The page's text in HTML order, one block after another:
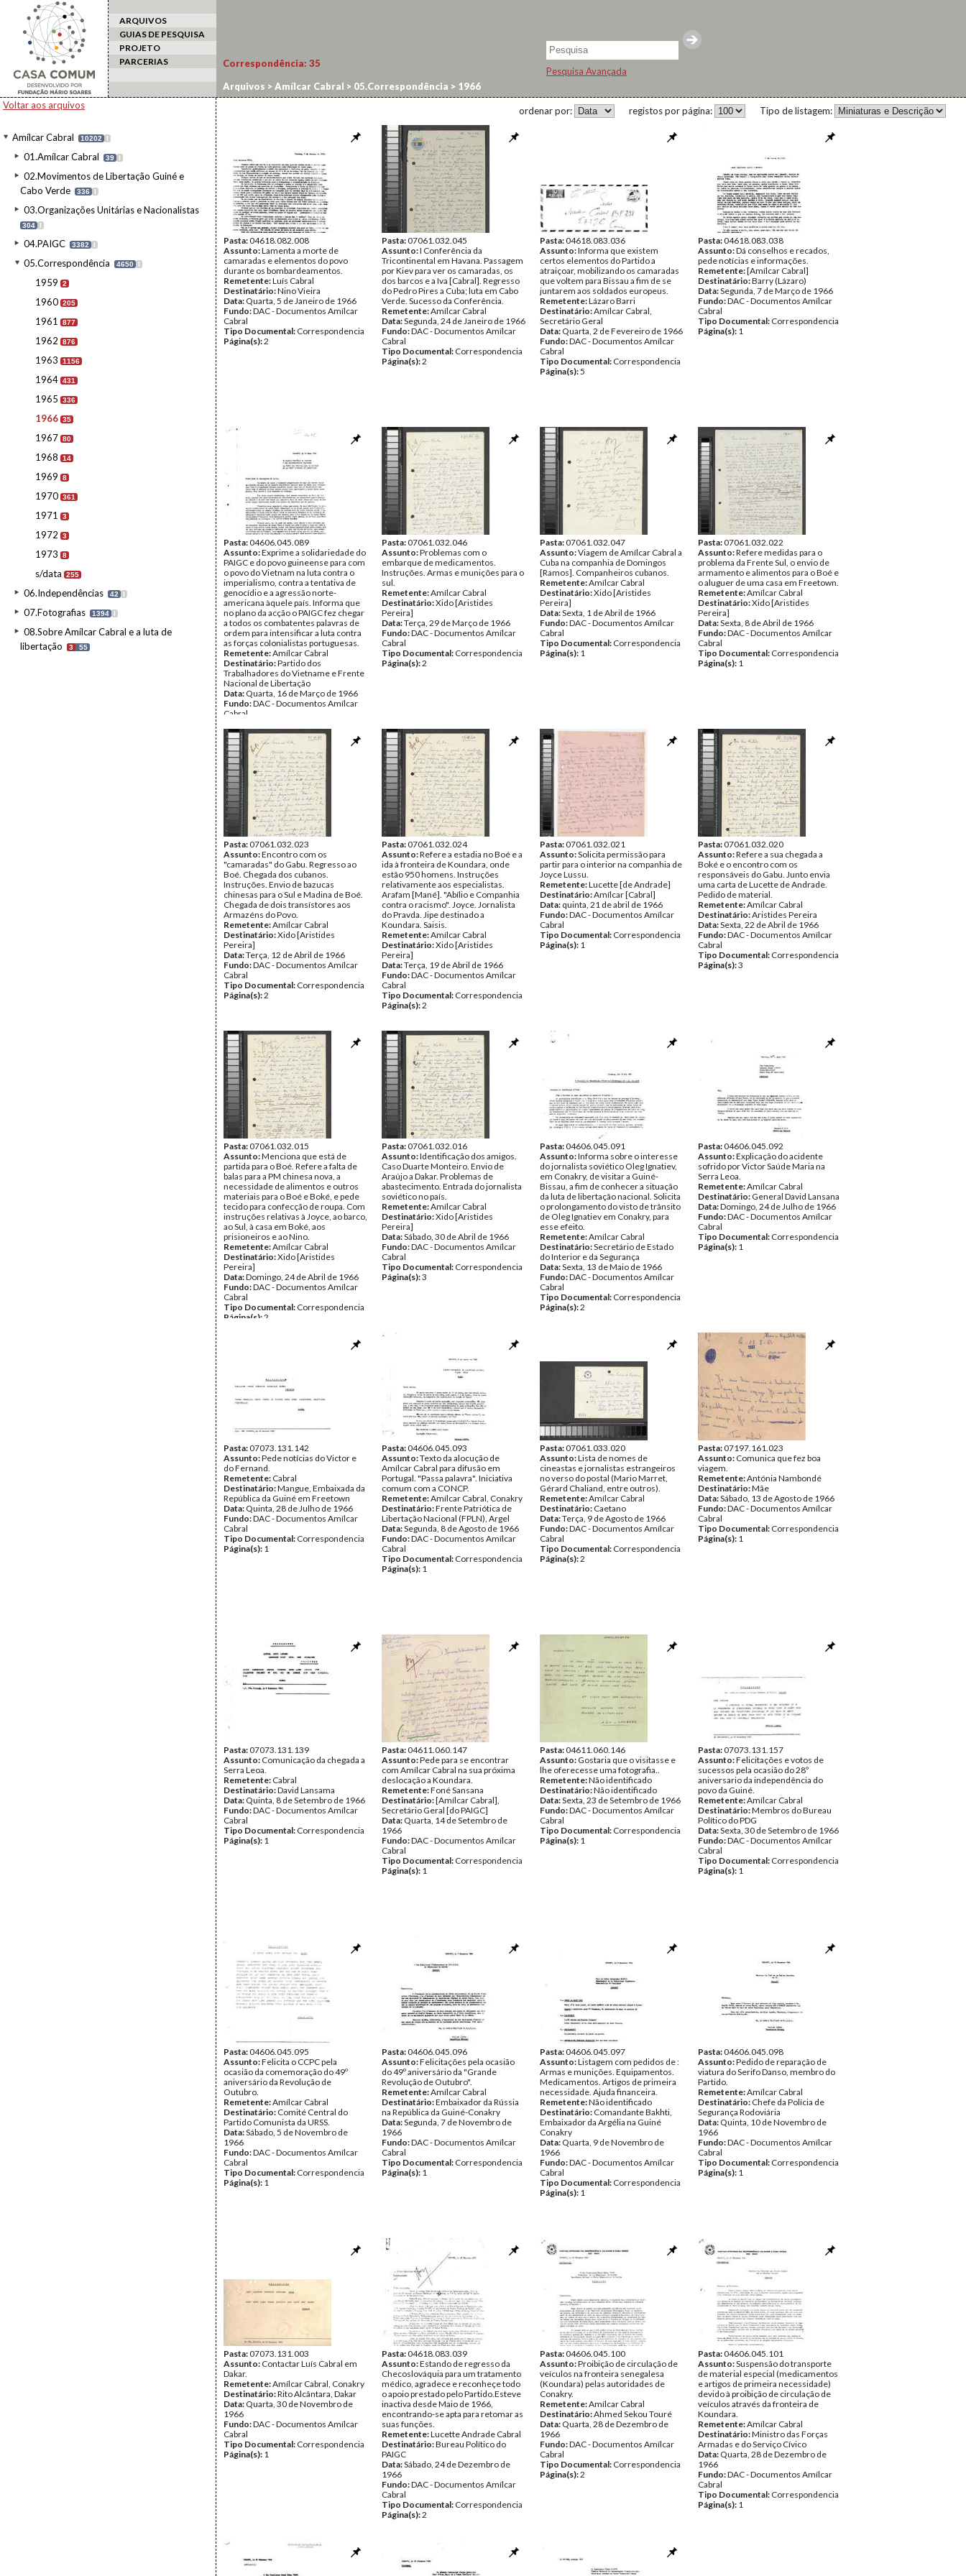
ARQUIVOS
GUIAS DE PESQUISA
PROJETO
PARCERIAS
Pesquisa Avançada
Voltar aos arquivos
Amílcar Cabral 10202 I
01.Amílcar Cabral 39 I
02.Movimentos de Libertação Guiné e
Cabo Verde
336 I
03.Organizações Unitárias e Nacionalistas
304 I
04.PAIGC 3382 I
05.Correspondência 4650 I
1959 2
1960 205
1961 877
1962 876
1963 1156
1964 431
1965 336
1966 35
1967 80
1968 14
1969 8
1970 361
1971 3
1972 3
1973 8
s/data 255
06.Independências 42 I
07.Fotografias 1394 I
08.Sobre Amílcar Cabral e a luta de
libertação
3 55
Correspondência: 35
Arquivos >Amílcar Cabral > 05.Correspondência > 1966
Tipo de listagem:
registos por página:
ordenar por:
Pasta:04618.082.008
Assunto:Lamenta a morte de
camaradas e elementos do povo
durante os bombardeamentos.
Remetente:Luís Cabral
Destinatário:Nino Vieira
Data: Quarta, 5 de Janeiro de 1966
Fundo:DAC - Documentos Amílcar
Cabral
Tipo Documental: Correspondencia
Página(s):2
Pasta:07061.032.045
Assunto:I Conferência da
Tricontinental em Havana. Passagem
por Kiev para ver os camaradas, os
dos barcos e a Iva [Cabral]. Regresso
do Pedro Pires a Cuba; luta em Cabo
Verde. Sucesso da Conferência.
Remetente:Amílcar Cabral
Data:Segunda, 24 de Janeiro de 1966
Fundo:DAC - Documentos Amílcar
Cabral
Tipo Documental: Correspondencia
Página(s):2
Pasta:04618.083.036
Assunto:Informa que existem
certos elementos do Partido a
atraiçoar, mobilizando os camaradas
que voltem para Bissau a fim de se
juntarem aos soldados europeus.
Remetente:Lázaro Barri
Destinatário:Amílcar Cabral,
Secretário Geral
Data: Quarta, 2 de Fevereiro de 1966
Fundo:DAC - Documentos Amílcar
Cabral
Tipo Documental: Correspondencia
Página(s):5
Pasta:04618.083.038
Assunto:Dá conselhos e recados,
pede notícias e informações.
Remetente:[Amílcar Cabral]
Destinatário:Barry (Lázaro)
Data:Segunda, 7 de Março de 1966
Fundo:DAC - Documentos Amílcar
Cabral
Tipo Documental: Correspondencia
Página(s): 1
Pasta:04606.045.089
Assunto:Exprime a solidariedade do
PAIGC e do povo guineense para com
o povo do Vietnam na luta contra o
imperialismo, contra a tentativa de
genocídio e a agressão norte-
americana àquele país. Informa que
no plano da acção o PAIGC fez chegar
a todos os combatentes palavras de
ordem para intensificar a luta contra
as forças colonialistas portuguesas.
Remetente:Amílcar Cabral
Destinatário:Partido dos
Trabalhadores do Vietname e Frente
Nacional de Libertação
Data: Quarta, 16 de Março de 1966
Fundo:DAC - Documentos Amílcar
Cabral
Página(s):2
Pasta:07061.032.046
Assunto:Problemas com o
embarque de medicamentos.
Instruções. Armas e munições para o
sul.
Remetente:Amílcar Cabral
Destinatário:Xido [Aristides
Pereira]
Data:Terça, 29 de Março de 1966
Fundo:DAC - Documentos Amílcar
Cabral
Tipo Documental: Correspondencia
Página(s):2
Pasta:07061.032.047
Assunto:Viagem de Amílcar Cabral a
Cuba na companhia de Domingos
[Ramos]. Companheiros cubanos.
Remetente:Amílcar Cabral
Destinatário:Xido [Aristides
Pereira]
Data:Sexta, 1 de Abril de 1966
Fundo:DAC - Documentos Amílcar
Cabral
Tipo Documental: Correspondencia
Página(s): 1
Pasta:07061.032.022
Assunto:Refere medidas para o
problema da Frente Sul, o envio de
armamento e alimentos para o Boé e
o aluguer de uma casa em Freetown.
Remetente:Amílcar Cabral
Destinatário:Xido [Aristides
Pereira]
Data:Sexta, 8 de Abril de 1966
Fundo:DAC - Documentos Amílcar
Cabral
Tipo Documental: Correspondencia
Página(s): 1
Pasta:07061.032.023
Assunto:Encontro com os
"camaradas" do Gabu. Regresso ao
Boé. Chegada dos cubanos.
Instruções. Envio de bazucas
chinesas para o Sul e Madina de Boé.
Chegada de dois transístores aos
Armazéns do Povo.
Remetente:Amílcar Cabral
Destinatário:Xido [Aristides
Pereira]
Data:Terça, 12 de Abril de 1966
Fundo:DAC - Documentos Amílcar
Cabral
Tipo Documental: Correspondencia
Página(s):2
Pasta:07061.032.024
Assunto:Refere a estadia no Boé e a
ida à fronteira de Koundara, onde
estão 950 homens. Instruções
relativamente aos especialistas.
Arafam [Mané]. "Abílio e Companhia
contra o racismo". Joyce. Jornalista
do Pravda. Jipe destinado a
Koundara. Saisis.
Remetente:Amílcar Cabral
Destinatário:Xido [Aristides
Pereira]
Data:Terça, 19 de Abril de 1966
Fundo:DAC - Documentos Amílcar
Cabral
Tipo Documental: Correspondencia
Página(s):2
Pasta:07061.032.021
Assunto:Solicita permissão para
partir para o interior na companhia de
Joyce Lussu.
Remetente:Lucette [de Andrade]
Destinatário:Amílcar [Cabral]
Data: quinta, 21 de abril de 1966
Fundo:DAC - Documentos Amílcar
Cabral
Tipo Documental: Correspondencia
Página(s): 1
Pasta:07061.032.020
Assunto:Refere a sua chegada a
Boké e o encontro com os
responsáveis do Gabu. Junto envia
uma carta de Lucette de Andrade.
Pedido de material.
Remetente:Amílcar Cabral
Destinatário:Aristides Pereira
Data:Sexta, 22 de Abril de 1966
Fundo:DAC - Documentos Amílcar
Cabral
Tipo Documental: Correspondencia
Página(s):3
Pasta:07061.032.015
Assunto:Menciona que está de
partida para o Boé. Refere a falta de
balas para a PM chinesa nova, a
necessidade de alimentos e outros
materiais para o Boé e Boké, e pede
tecido para confecção de roupa. Com
instruções relativas à Joyce, ao barco,
ao Sul, à casa em Boké, aos
prisioneiros e ao Nino.
Remetente:Amílcar Cabral
Destinatário:Xido [Aristides
Pereira]
Data:Domingo, 24 de Abril de 1966
Fundo:DAC - Documentos Amílcar
Cabral
Tipo Documental: Correspondencia
Página(s):2
Pasta:07061.032.016
Assunto:Identificação dos amigos.
Caso Duarte Monteiro. Envio de
Araújo a Dakar. Problemas de
abastecimento. Entrada do jornalista
soviético no país.
Remetente:Amílcar Cabral
Destinatário:Xido [Aristides
Pereira]
Data:Sábado, 30 de Abril de 1966
Fundo:DAC - Documentos Amílcar
Cabral
Tipo Documental: Correspondencia
Página(s):3
Pasta:04606.045.091
Assunto:Informa sobre o interesse
do jornalista soviético Oleg Ignatiev,
em Conakry, de visitar a Guiné-
Bissau, a fim de conhecer a situação
da luta de libertação nacional. Solicita
o prolongamento do visto de trânsito
de Oleg Ignatiev em Conakry, para
esse efeito.
Remetente:Amílcar Cabral
Destinatário:Secretário de Estado
do Interior e da Segurança
Data:Sexta, 13 de Maio de 1966
Fundo:DAC - Documentos Amílcar
Cabral
Tipo Documental: Correspondencia
Página(s):2
Pasta:04606.045.092
Assunto:Explicação do acidente
sofrido por Victor Saúde Maria na
Serra Leoa.
Remetente:Amílcar Cabral
Destinatário: General David Lansana
Data:Domingo, 24 de Julho de 1966
Fundo:DAC - Documentos Amílcar
Cabral
Tipo Documental: Correspondencia
Página(s): 1
Pasta:07073.131.142
Assunto:Pede notícias do Victor e
do Fernand.
Remetente: Cabral
Destinatário:Mangue, Embaixada da
República da Guiné em Freetown
Data: Quinta, 28 de Julho de 1966
Fundo:DAC - Documentos Amílcar
Cabral
Tipo Documental: Correspondencia
Página(s): 1
Pasta:04606.045.093
Assunto:Texto da alocução de
Amílcar Cabral para difusão em
Portugal. "Passa palavra". Iniciativa
comum com a CONCP.
Remetente:Amílcar Cabral, Conakry
Destinatário:Frente Patriótica de
Libertação Nacional (FPLN), Argel
Data:Segunda, 8 de Agosto de 1966
Fundo:DAC - Documentos Amílcar
Cabral
Tipo Documental: Correspondencia
Página(s): 1
Pasta:07061.033.020
Assunto:Lista de nomes de
cineastas e jornalistas estrangeiros
no verso do postal (Mario Marret,
Gérard Chaliand, entre outros).
Remetente:Amílcar Cabral
Destinatário: Caetano
Data:Terça, 9 de Agosto de 1966
Fundo:DAC - Documentos Amílcar
Cabral
Tipo Documental: Correspondencia
Página(s):2
Pasta:07197.161.023
Assunto: Comunica que fez boa
viagem.
Remetente:Antónia Nambondé
Destinatário:Mãe
Data:Sábado, 13 de Agosto de 1966
Fundo:DAC - Documentos Amílcar
Cabral
Tipo Documental: Correspondencia
Página(s): 1
Pasta:07073.131.139
Assunto: Comunicação da chegada a
Serra Leoa.
Remetente: Cabral
Destinatário:David Lansama
Data: Quinta, 8 de Setembro de 1966
Fundo:DAC - Documentos Amílcar
Cabral
Tipo Documental: Correspondencia
Página(s): 1
Pasta:04611.060.147
Assunto:Pede para se encontrar
com Amílcar Cabral na sua próxima
deslocação a Koundara.
Remetente:Foné Sansana
Destinatário:[Amílcar Cabral],
Secretário Geral [do PAIGC]
Data: Quarta, 14 de Setembro de
1966
Fundo:DAC - Documentos Amílcar
Cabral
Tipo Documental: Correspondencia
Página(s): 1
Pasta:04611.060.146
Assunto: Gostaria que o visitasse e
lhe oferecesse uma fotografia..
Remetente:Não identificado
Destinatário:Não identificado
Data:Sexta, 23 de Setembro de 1966
Fundo:DAC - Documentos Amílcar
Cabral
Tipo Documental: Correspondencia
Página(s): 1
Pasta:07073.131.157
Assunto:Felicitações e votos de
sucessos pela ocasião do 28º
aniversario da independência do
povo da Guiné.
Remetente:Amílcar Cabral
Destinatário:Membros do Bureau
Político do PDG
Data:Sexta, 30 de Setembro de 1966
Fundo:DAC - Documentos Amílcar
Cabral
Tipo Documental: Correspondencia
Página(s): 1
Pasta:04606.045.095
Assunto:Felicita o CCPC pela
ocasião da comemoração do 49º
aniversário da Revolução de
Outubro.
Remetente:Amílcar Cabral
Destinatário: Comité Central do
Partido Comunista da URSS.
Data:Sábado, 5 de Novembro de
1966
Fundo:DAC - Documentos Amílcar
Cabral
Tipo Documental: Correspondencia
Página(s): 1
Pasta:04606.045.096
Assunto:Felicitações pela ocasião
do 49º aniversário da "Grande
Revolução de Outubro".
Remetente:Amílcar Cabral
Destinatário:Embaixador da Rússia
na República da Guiné-Conakry
Data:Segunda, 7 de Novembro de
1966
Fundo:DAC - Documentos Amílcar
Cabral
Tipo Documental: Correspondencia
Página(s): 1
Pasta:04606.045.097
Assunto:Listagem com pedidos de :
Armas e munições. Equipamentos.
Medicamentos. Artigos de primeira
necessidade. Ajuda financeira.
Remetente:Não identificado
Destinatário: Comandante Bakhti,
Embaixador da Argélia na Guiné
Conakry
Data: Quarta, 9 de Novembro de
1966
Fundo:DAC - Documentos Amílcar
Cabral
Tipo Documental: Correspondencia
Página(s): 1
Pasta:04606.045.098
Assunto:Pedido de reparação de
viatura do Serifo Danso, membro do
Partido.
Remetente:Amílcar Cabral
Destinatário: Chefe da Polícia de
Segurança Rodoviária
Data: Quinta, 10 de Novembro de
1966
Fundo:DAC - Documentos Amílcar
Cabral
Tipo Documental: Correspondencia
Página(s): 1
Pasta:07073.131.003
Assunto: Contactar Luís Cabral em
Dakar.
Remetente:Amílcar Cabral, Conakry
Destinatário:Rito Alcântara, Dakar
Data: Quarta, 30 de Novembro de
1966
Fundo:DAC - Documentos Amílcar
Cabral
Tipo Documental: Correspondencia
Página(s): 1
Pasta:04618.083.039
Assunto:Estando de regresso da
Checoslováquia para um tratamento
médico, agradece e reconheçe todo
o apoio prestado pelo Partido.Esteve
inactiva desde Maio de 1966,
encontrando-se apta para retomar as
suas funções.
Remetente:Lucette Andrade Cabral
Destinatário:Bureau Político do
PAIGC
Data:Sábado, 24 de Dezembro de
1966
Fundo:DAC - Documentos Amílcar
Cabral
Tipo Documental: Correspondencia
Página(s):2
Pasta:04606.045.100
Assunto:Proibição de circulação de
veículos na fronteira senegalesa
(Koundara) pelas autoridades de
Conakry.
Remetente:Amílcar Cabral
Destinatário:Ahmed Sekou Touré
Data: Quarta, 28 de Dezembro de
1966
Fundo:DAC - Documentos Amílcar
Cabral
Tipo Documental: Correspondencia
Página(s):2
Pasta:04606.045.101
Assunto:Suspensão do transporte
de material especial (medicamentos
e artigos de primeira necessidade)
devido à proibição de circulação de
veículos através da fronteira de
Koundara.
Remetente:Amílcar Cabral
Destinatário:Ministro das Forças
Armadas e do Serviço Cívico
Data: Quarta, 28 de Dezembro de
1966
Fundo:DAC - Documentos Amílcar
Cabral
Tipo Documental: Correspondencia
Página(s): 1